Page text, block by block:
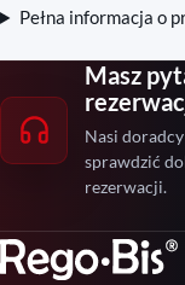
Pełna informacja o
Masz
Nasi
sprawdzić
rezerwacji.